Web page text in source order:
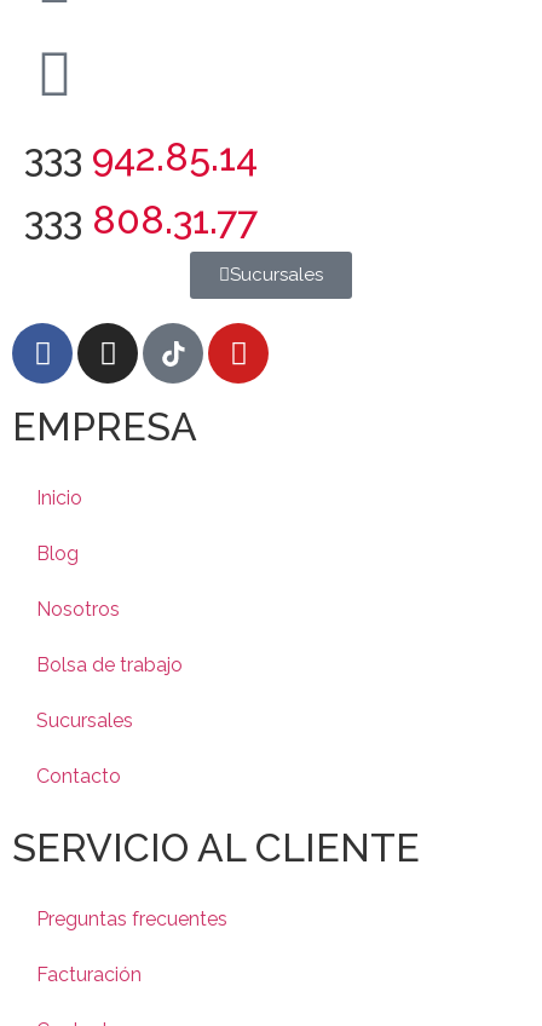
333 942.85.14
333 808.31.77
Sucursales
EMPRESA
Inicio
Blog
Nosotros
Bolsa de trabajo
Sucursales
Contacto
SERVICIO AL CLIENTE
Preguntas frecuentes
Facturación